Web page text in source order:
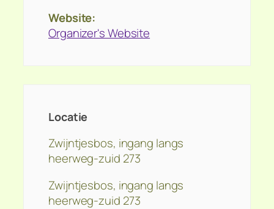
Website:
Organizer's Website
Locatie
Zwijntjesbos, ingang langs
heerweg-zuid 273
Zwijntjesbos, ingang langs
heerweg-zuid 273